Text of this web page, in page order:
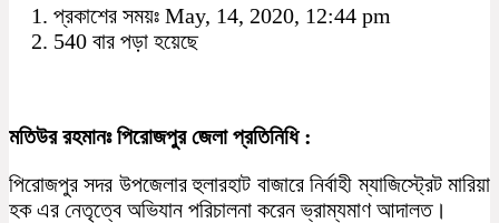
প্রকাশের সময়ঃ May, 14, 2020, 12:44 pm
540 বার পড়া হয়েছে
মতিউর রহমানঃ পিরোজপুর জেলা প্রতিনিধি :
পিরোজপুর সদর উপজেলার হুলারহাট বাজারে নির্বাহী ম্যাজিস্ট্রেট মারিয়া
হক এর নেতৃত্বে অভিযান পরিচালনা করেন ভ্রাম্যমাণ আদালত।